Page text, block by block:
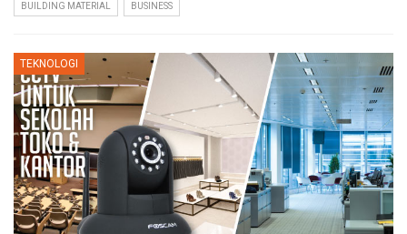
BUILDING MATERIAL BUSINESS
TEKNOLOGI